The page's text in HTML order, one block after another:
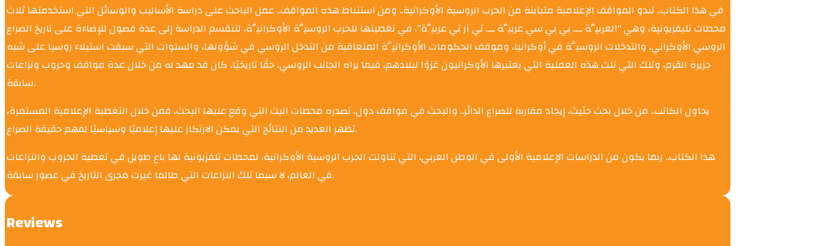
في هذا الكتاب.. تبدو المواقف الإعلامية متباينة من الحرب الروسية الأوكرانية.. ومن استنباط هذه المواقف.. عمل الباحث على دراسة الأساليب والوسائل التي استخدمتها ثلاث
محطات تليفزيونية، وهي “العربيَّة ـــ بي بي سي عربيَّة ـــ تي آر تي عربيَّة”، في تغطيتها للحرب الروسيَّة الأوكرانيَّة، لتنقسم الدراسة إلى عدة فصول للإضاءة على تاريخ الصراع
الروسي الأوكراني، والتدخلات الروسيَّة في أوكرانيا، وموقف الحكومات الأوكرانيَّة المتعاقبة من التدخل الروسي في شؤونها، والسنوات التي سبقت استيلاء روسيا على شبه
جزيرة القرم، وتلك التي تلت هذه العملية التي يعتبرها الأوكرانيون غزوًا لبلادهم، فيما يراه الجانب الروسي، حقًا تاريخيًا، كان قد مهد له من خلال عدة مواقف وحروب ونزاعات
سابقة.
يحاول الكاتب.. من خلال بحث حثيث، إيجاد مقاربة للصراع الدائر.. والبحث في مواقف دول، تصدره محطات البث التي وقع عليها البحث، فمن خلال التغطية الإعلامية المستمرة،
تظهر العديد من النتائج التي يمكن الارتكاز عليها إعلاميًا وسياسيًا لفهم حقيقة الصراع.
هذا الكتاب.. ربما يكون من الدراسات الإعلامية الأولى في الوطن العربي، التي تناولت الحرب الروسية الأوكرانية، لمحطات تلفزيونية لها باع طويل في تغطية الحروب والنزاعات
في العالم، لا سيما تلك النزاعات التي طالما غيرت مجرى التاريخ في عصور سابقة.
Reviews